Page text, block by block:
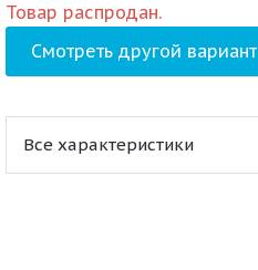
Товар распродан.
Смотреть другой вариант
Все характеристики